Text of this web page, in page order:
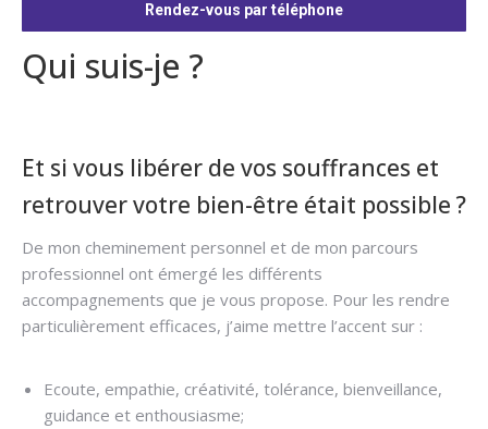
Qui suis-je ?
Et si vous libérer de vos souffrances et
retrouver votre bien-être était possible ?
De mon cheminement personnel et de mon parcours
professionnel ont émergé les différents
accompagnements que je vous propose. Pour les rendre
particulièrement efficaces, j’aime mettre l’accent sur :
Ecoute, empathie, créativité, tolérance, bienveillance,
guidance et enthousiasme;
Rendez-vous par téléphone